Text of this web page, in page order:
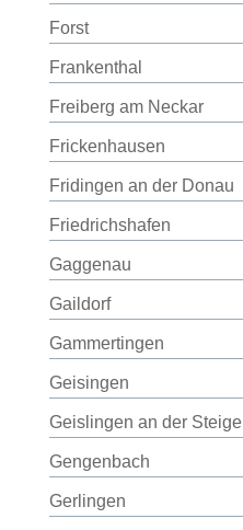
Forst
Frankenthal
Freiberg am Neckar
Frickenhausen
Fridingen an der Donau
Friedrichshafen
Gaggenau
Gaildorf
Gammertingen
Geisingen
Geislingen an der Steige
Gengenbach
Gerlingen